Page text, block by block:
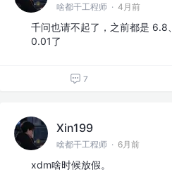
啥都干工程师 · 4月前
千问也请不起了，之前都是
0.01了
7
Xin199
啥都干工程师 · 6月前
xdm啥时候放假。